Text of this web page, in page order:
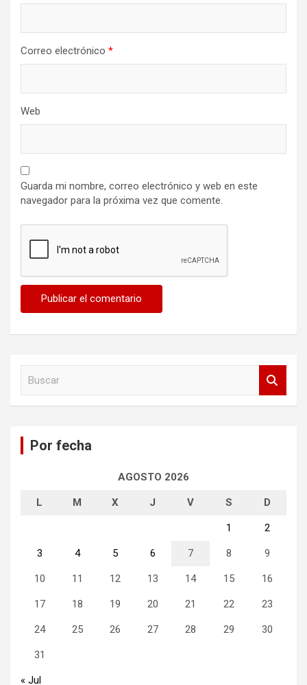
Correo electrónico *
Web
Guarda mi nombre, correo electrónico y web en este
navegador para la próxima vez que comente.
Por fecha
AGOSTO 2026
L M X J V S D
1 2
3 4 5 6 7 8 9
10 11 12 13 14 15 16
17 18 19 20 21 22 23
24 25 26 27 28 29 30
31
« Jul